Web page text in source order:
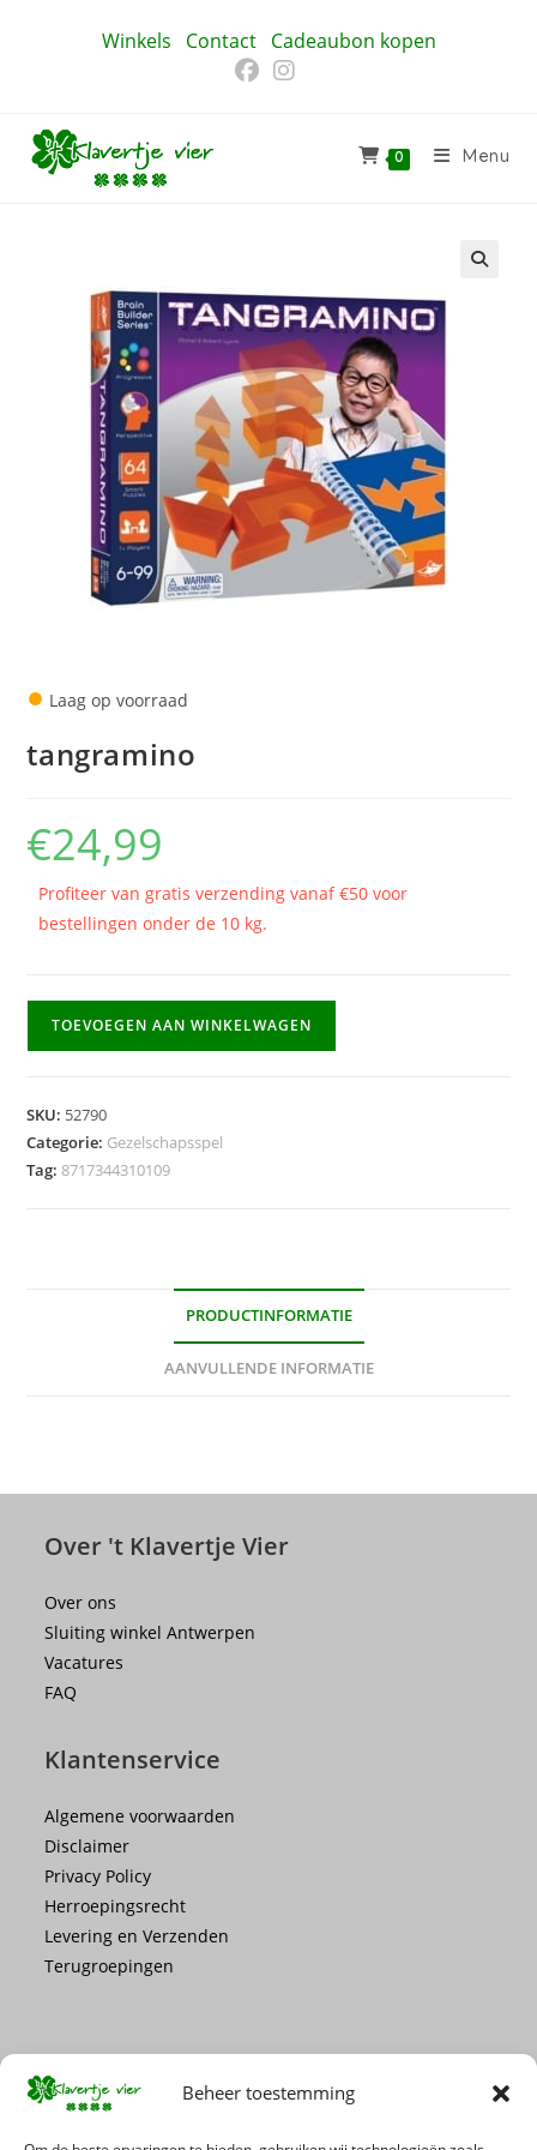
Beheer toestemming
Winkels Contact Cadeaubon kopen
0 Menu
● Laag op voorraad
tangramino
€24,99
Profiteer van gratis verzending vanaf €50 voor
bestellingen onder de 10 kg.
TOEVOEGEN AAN WINKELWAGEN
SKU: 52790
Categorie: Gezelschapsspel
Tag:8717344310109
PRODUCTINFORMATIE
AANVULLENDE INFORMATIE
Over 't Klavertje Vier
Over ons
Sluiting winkel Antwerpen
Vacatures
FAQ
Klantenservice
Algemene voorwaarden
Disclaimer
Privacy Policy
Herroepingsrecht
Levering en Verzenden
Terugroepingen
Mis geen enkele actie of promotie!